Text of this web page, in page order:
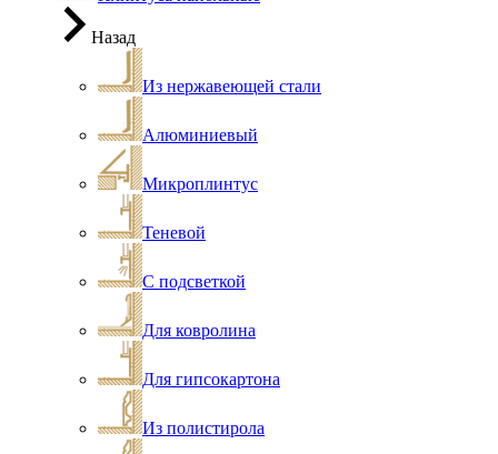
Назад
Из нержавеющей стали
Алюминиевый
Микроплинтус
Теневой
С подсветкой
Для ковролина
Для гипсокартона
Из полистирола